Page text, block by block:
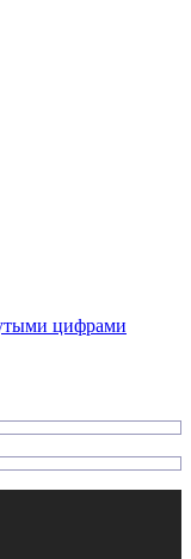
цифрами